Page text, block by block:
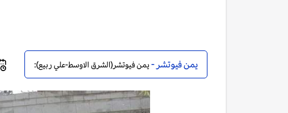
يمن فيوتشر -يمن فيوتشر(الشرق الاوسط-علي ربيع):